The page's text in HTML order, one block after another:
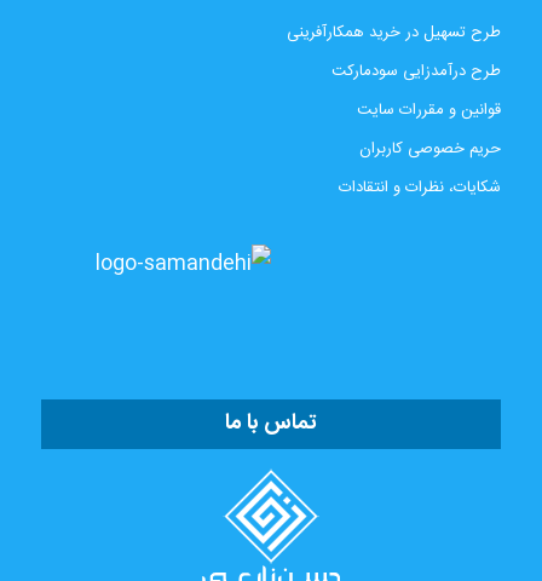
طرح تسهیل در خرید همکارآفرینی
طرح درآمدزایی سودمارکت
قوانین و مقررات سایت
حریم خصوصی کاربران
شکایات، نظرات و انتقادات
تماس با ما